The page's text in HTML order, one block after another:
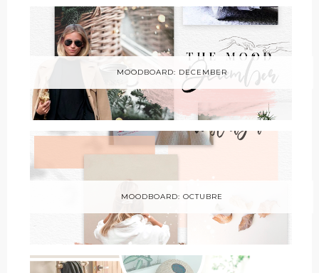
MOODBOARD: DECEMBER
MOODBOARD: OCTUBRE